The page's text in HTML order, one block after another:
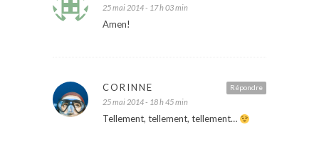
25 mai 2014 - 17 h 03 min
Amen!
Répondre
CORINNE
25 mai 2014 - 18 h 45 min
Tellement, tellement, tellement…